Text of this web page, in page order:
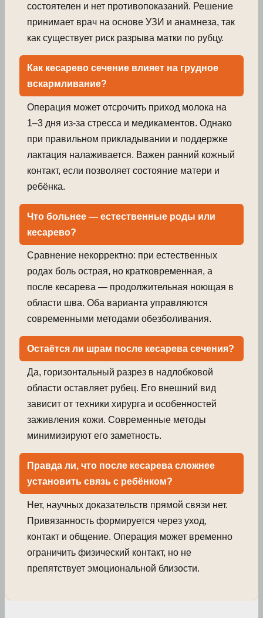
состоятелен и нет противопоказаний. Решение
принимает врач на основе УЗИ и анамнеза, так
как существует риск разрыва матки по рубцу.
Как кесарево сечение влияет на грудное
вскармливание?
Операция может отсрочить приход молока на
1–3 дня из-за стресса и медикаментов. Однако
при правильном прикладывании и поддержке
лактация налаживается. Важен ранний кожный
контакт, если позволяет состояние матери и
ребёнка.
Что больнее — естественные роды или
кесарево?
Сравнение некорректно: при естественных
родах боль острая, но кратковременная, а
после кесарева — продолжительная ноющая в
области шва. Оба варианта управляются
современными методами обезболивания.
Остаётся ли шрам после кесарева сечения?
Да, горизонтальный разрез в надлобковой
области оставляет рубец. Его внешний вид
зависит от техники хирурга и особенностей
заживления кожи. Современные методы
минимизируют его заметность.
Правда ли, что после кесарева сложнее
установить связь с ребёнком?
Нет, научных доказательств прямой связи нет.
Привязанность формируется через уход,
контакт и общение. Операция может временно
ограничить физический контакт, но не
препятствует эмоциональной близости.